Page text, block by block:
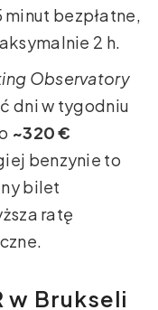
minut bezpłatne,
2 h.
Observatory
dni w tygodniu
~320 €
benzynie to
bilet
ratę
w Brukseli